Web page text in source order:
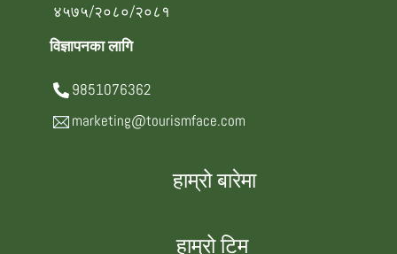
४५७५/२०८०/२०८१
विज्ञापनका लागि
9851076362
marketing@tourismface.com
हाम्रो बारेमा
हाम्रो टिम